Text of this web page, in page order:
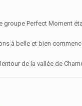
groupe Perfect Moment
à belle et bien
de la vallée de